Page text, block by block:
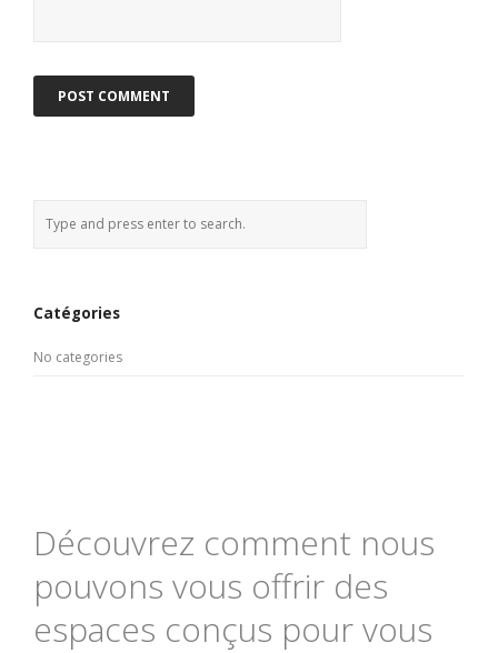
Catégories
No categories
Découvrez comment nous
pouvons vous offrir des
espaces conçus pour vous